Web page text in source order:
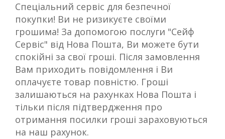
Спеціальний сервіс для безпечної
покупки! Ви не ризикуєте своїми
грошима! За допомогою послуги "Сейф
Сервіс" від Нова Пошта, Ви можете бути
спокійні за свої гроші. Після замовлення
Вам приходить повідомлення і Ви
оплачуєте товар повністю. Гроші
залишаються на рахунках Нова Пошта і
тільки після підтвердження про
отримання посилки гроші зараховуються
на наш рахунок.